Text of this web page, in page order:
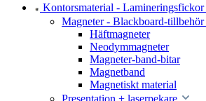
Kontorsmaterial - Lamineringsfickor
Magneter - Blackboard-tillbehör
Häftmagneter
Neodymmagneter
Magneter-band-bitar
Magnetband
Magnetiskt material
Presentation + laserpekare